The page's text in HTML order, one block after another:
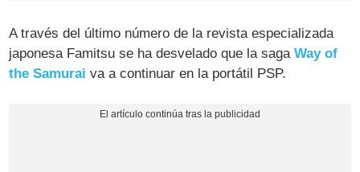
A través del último número de la revista especializada
japonesa Famitsu se ha desvelado que la sagaWay of
the Samurai va a continuar en la portátil PSP.